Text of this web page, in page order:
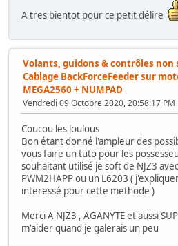
A tres bientot pour ce petit délire
Volants, guidons & contrôles non
Cablage BackForceFeeder sur
MEGA2560 + NUMPAD
Vendredi 09 Octobre 2020, 20:58:17 PM
Coucou les loulous
Bon étant donné l'ampleur des
vous faire un tuto pour les
souhaitant utilisé je soft de NJZ3
PWM2HAPP ou un L6203 (
interessé pour cette methode )
Merci A NJZ3 , AGANYTE et aussi
m'aider quand je galerais un peu